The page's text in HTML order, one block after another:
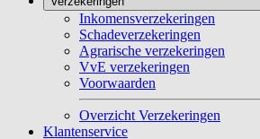
Inkomensverzekeringen
Schadeverzekeringen
Agrarische verzekeringen
VvE verzekeringen
Voorwaarden
Overzicht Verzekeringen
Klantenservice